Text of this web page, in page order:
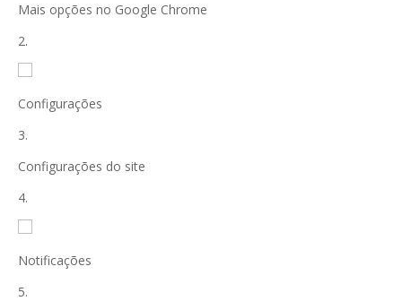
Mais opções no Google Chrome
2.
Configurações
3.
Configurações do site
4.
Notificações
5.